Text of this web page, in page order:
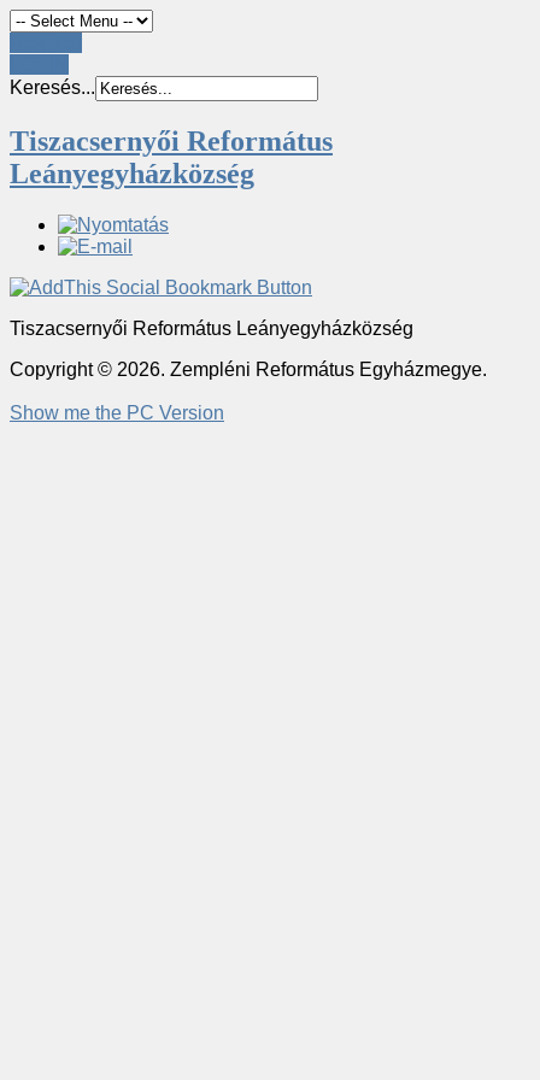
Keresés...
Tiszacsernyői Református
Leányegyházközség
Tiszacsernyői Református Leányegyházközség
Copyright © 2026. Zempléni Református Egyházmegye.
Show me the PC Version